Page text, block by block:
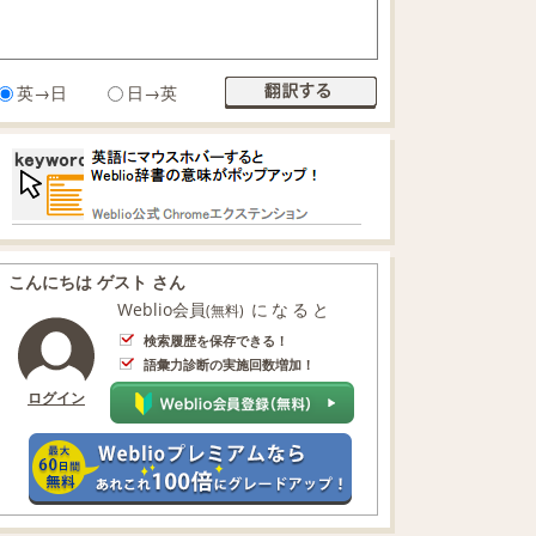
英→日 日→英
こんにちは ゲスト さん
ログイン
Weblio会員(無料) になると
検索履歴を保存できる！
語彙力診断の実施回数増加！